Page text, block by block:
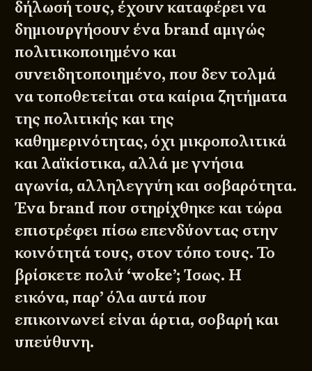
δήλωσή τους, έχουν καταφέρει να
δημιουργήσουν ένα brand αμιγώς
πολιτικοποιημένο και
συνειδητοποιημένο, που δεν τολμά
να τοποθετείται στα καίρια ζητήματα
της πολιτικής και της
καθημερινότητας, όχι μικροπολιτικά
και λαϊκίστικα, αλλά με γνήσια
αγωνία, αλληλεγγύη και σοβαρότητα.
Ένα brand που στηρίχθηκε και τώρα
επιστρέφει πίσω επενδύοντας στην
κοινότητά τους, στον τόπο τους. Το
βρίσκετε πολύ ‘woke’; Ίσως. Η
εικόνα, παρ’ όλα αυτά που
επικοινωνεί είναι άρτια, σοβαρή και
υπεύθυνη.